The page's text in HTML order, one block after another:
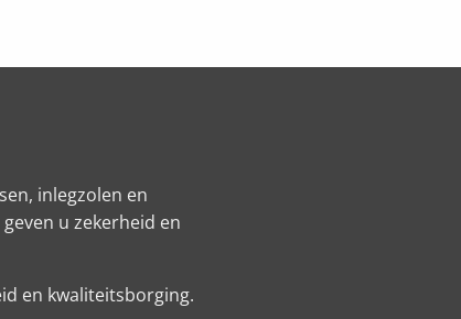
inlegzolen en
u zekerheid en
en kwaliteitsborging.